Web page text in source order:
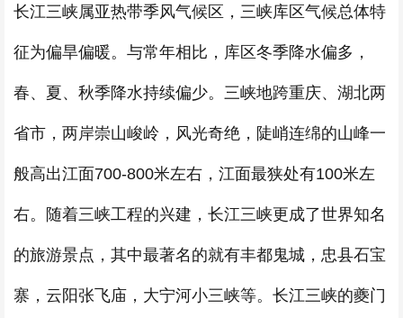
长江三峡属亚热带季风气候区，三峡库区气候总体特
征为偏旱偏暖。与常年相比，库区冬季降水偏多，
春、夏、秋季降水持续偏少。三峡地跨重庆、湖北两
省市，两岸崇山峻岭，风光奇绝，陡峭连绵的山峰一
般高出江面700-800米左右，江面最狭处有100米左
右。随着三峡工程的兴建，长江三峡更成了世界知名
的旅游景点，其中最著名的就有丰都鬼城，忠县石宝
寨，云阳张飞庙，大宁河小三峡等。长江三峡的夔门